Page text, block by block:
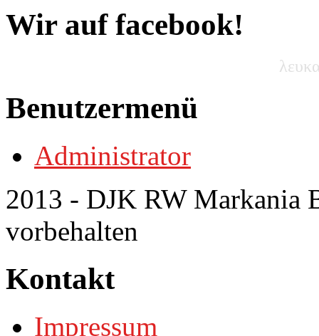
Wir auf facebook!
Benutzermenü
Administrator
2013 - DJK RW Markania
vorbehalten
Kontakt
Impressum